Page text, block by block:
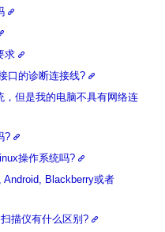
求
口的诊断连接线?
，但是我的电脑不具有网络连
?
操作系统吗?
Android, Blackberry或者
描仪有什么区别?